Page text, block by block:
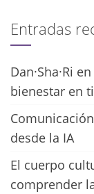
Entradas
Dan·Sha·Ri
bienestar en
desde la IA
El cuerpo
comprender